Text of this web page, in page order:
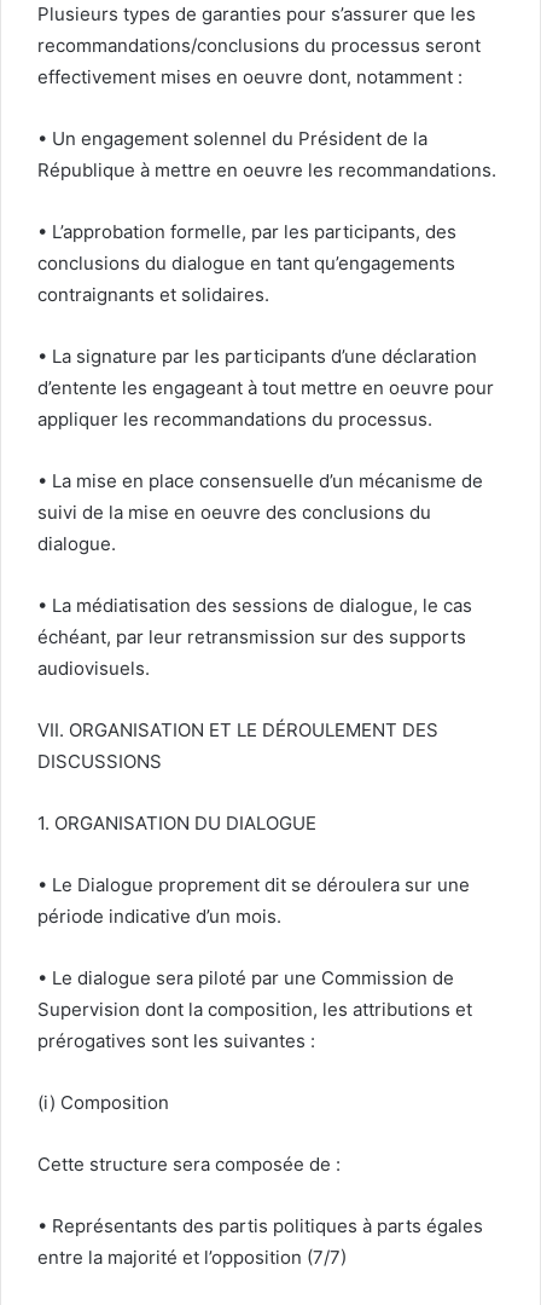
Plusieurs types de garanties pour s’assurer que les
recommandations/conclusions du processus seront
effectivement mises en oeuvre dont, notamment :
• Un engagement solennel du Président de la
République à mettre en oeuvre les recommandations.
• L’approbation formelle, par les participants, des
conclusions du dialogue en tant qu’engagements
contraignants et solidaires.
• La signature par les participants d’une déclaration
d’entente les engageant à tout mettre en oeuvre pour
appliquer les recommandations du processus.
• La mise en place consensuelle d’un mécanisme de
suivi de la mise en oeuvre des conclusions du
dialogue.
• La médiatisation des sessions de dialogue, le cas
échéant, par leur retransmission sur des supports
audiovisuels.
VII. ORGANISATION ET LE DÉROULEMENT DES
DISCUSSIONS
1. ORGANISATION DU DIALOGUE
• Le Dialogue proprement dit se déroulera sur une
période indicative d’un mois.
• Le dialogue sera piloté par une Commission de
Supervision dont la composition, les attributions et
prérogatives sont les suivantes :
(i) Composition
Cette structure sera composée de :
• Représentants des partis politiques à parts égales
entre la majorité et l’opposition (7/7)